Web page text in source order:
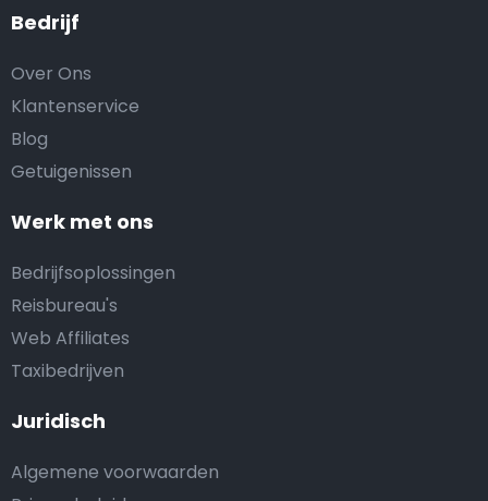
Bedrijf
Over Ons
Klantenservice
Blog
Getuigenissen
Werk met ons
Bedrijfsoplossingen
Reisbureau's
Web Affiliates
Taxibedrijven
Juridisch
Algemene voorwaarden